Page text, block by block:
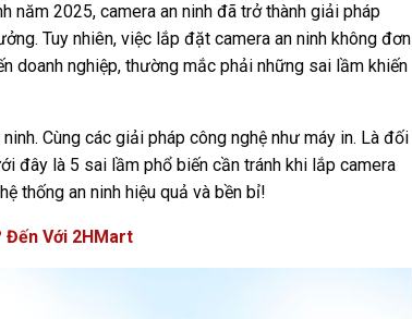
năm 2025, camera an ninh đã trở thành giải pháp
Tuy nhiên, việc lắp đặt camera an ninh không đơn
doanh nghiệp, thường mắc phải những sai lầm khiến
Cùng các giải pháp công nghệ như máy in. Là đối
đây là 5 sai lầm phổ biến cần tránh khi lắp camera
thống an ninh hiệu quả và bền bỉ!
Đến Với 2HMart